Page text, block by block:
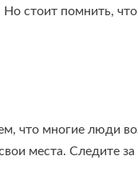
Но стоит помнить,
что многие
места. Следите за